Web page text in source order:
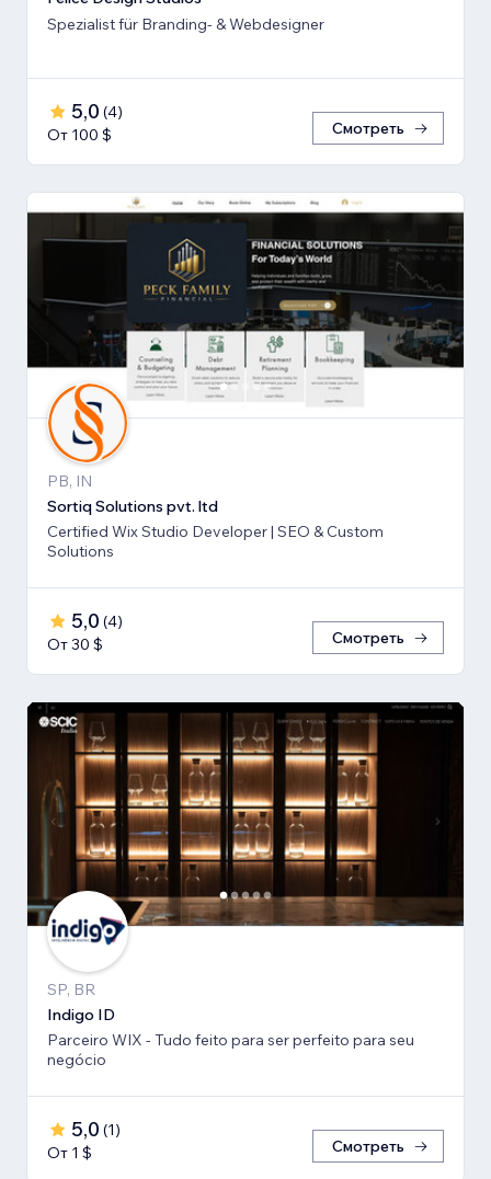
Spezialist für Branding- & Webdesigner
5,0 (4)
От 100 $
Смотреть
PB, IN
Sortiq Solutions pvt. ltd
Certified Wix Studio Developer | SEO & Custom
Solutions
5,0 (4)
От 30 $
Смотреть
SP, BR
Indigo ID
Parceiro WIX - Tudo feito para ser perfeito para seu
negócio
5,0 (1)
От 1 $
Смотреть